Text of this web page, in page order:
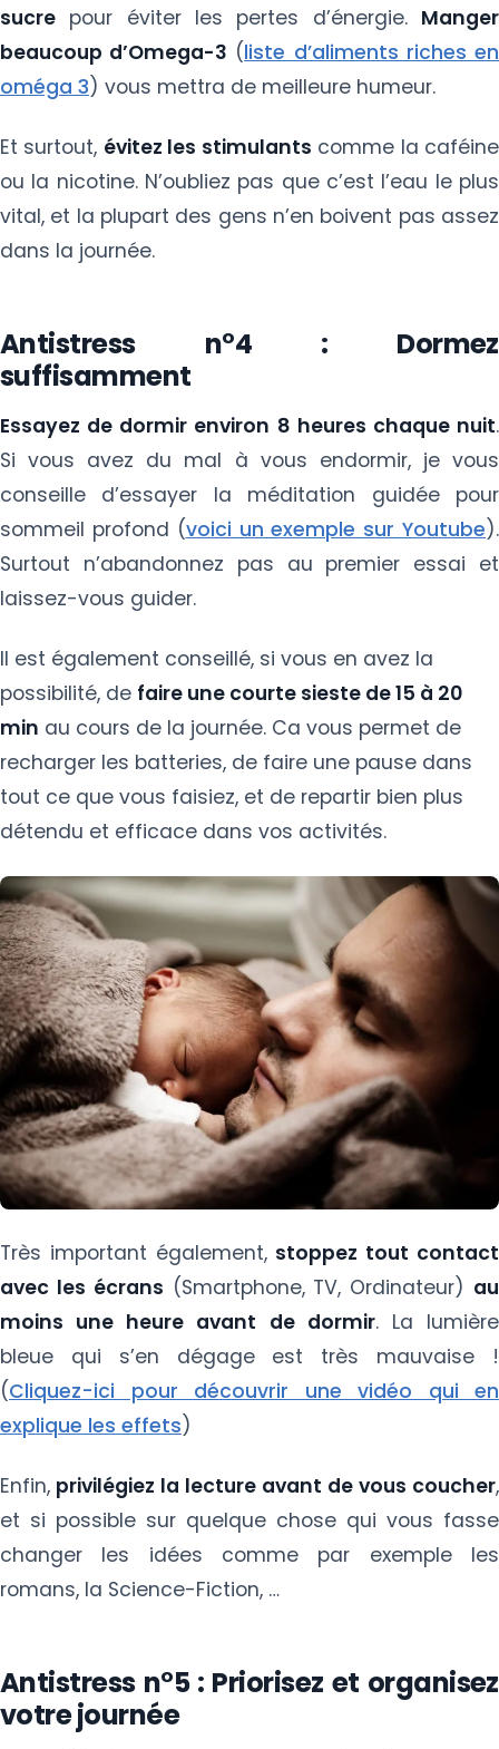
sucre pour éviter les pertes d’énergie. Manger
beaucoup d’Omega-3 (liste d’aliments riches en
oméga 3) vous mettra de meilleure humeur.
Et surtout, évitez les stimulants comme la caféine
ou la nicotine. N’oubliez pas que c’est l’eau le plus
vital, et la plupart des gens n’en boivent pas assez
dans la journée.
Antistress n°4 : Dormez
suffisamment
Essayez de dormir environ 8 heures chaque nuit.
Si vous avez du mal à vous endormir, je vous
conseille d’essayer la méditation guidée pour
sommeil profond (voici un exemple sur Youtube).
Surtout n’abandonnez pas au premier essai et
laissez-vous guider.
Il est également conseillé, si vous en avez la
possibilité, de faire une courte sieste de 15 à 20
min au cours de la journée. Ca vous permet de
recharger les batteries, de faire une pause dans
tout ce que vous faisiez, et de repartir bien plus
détendu et efficace dans vos activités.
Très important également, stoppez tout contact
avec les écrans (Smartphone, TV, Ordinateur) au
moins une heure avant de dormir. La lumière
bleue qui s’en dégage est très mauvaise !
(Cliquez-ici pour découvrir une vidéo qui en
explique les effets)
Enfin, privilégiez la lecture avant de vous coucher,
et si possible sur quelque chose qui vous fasse
changer les idées comme par exemple les
romans, la Science-Fiction, …
Antistress n°5 : Priorisez et organisez
votre journée